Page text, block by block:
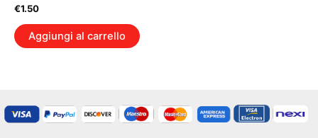
€1.50
Aggiungi al carrello